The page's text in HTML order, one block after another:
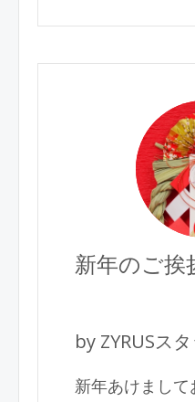
新年のご挨
by ZYRUSス
新年あけまし